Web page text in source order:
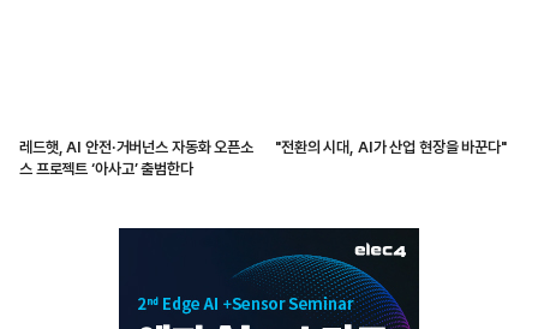
레드햇, AI 안전·거버넌스 자동화 오픈소
스 프로젝트 ‘아사고’ 출범한다
"전환의 시대, AI가 산업 현장을 바꾼다"